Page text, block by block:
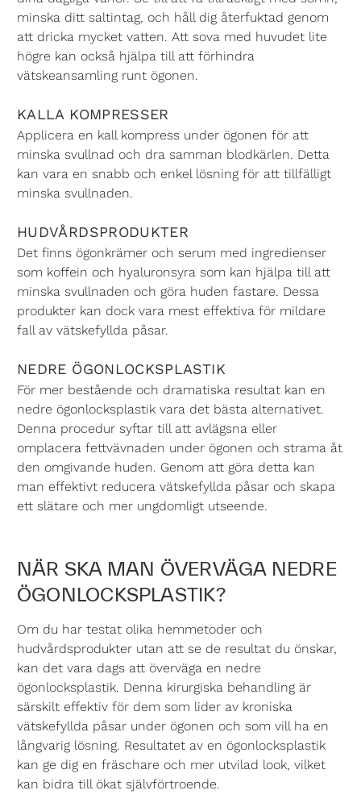
minska ditt saltintag, och håll dig återfuktad genom
att dricka mycket vatten. Att sova med huvudet lite
högre kan också hjälpa till att förhindra
vätskeansamling runt ögonen.
KALLA KOMPRESSER
Applicera en kall kompress under ögonen för att
minska svullnad och dra samman blodkärlen. Detta
kan vara en snabb och enkel lösning för att tillfälligt
minska svullnaden.
HUDVÅRDSPRODUKTER
Det finns ögonkrämer och serum med ingredienser
som koffein och hyaluronsyra som kan hjälpa till att
minska svullnaden och göra huden fastare. Dessa
produkter kan dock vara mest effektiva för mildare
fall av vätskefyllda påsar.
NEDRE ÖGONLOCKSPLASTIK
För mer bestående och dramatiska resultat kan en
nedre ögonlocksplastik vara det bästa alternativet.
Denna procedur syftar till att avlägsna eller
omplacera fettvävnaden under ögonen och strama åt
den omgivande huden. Genom att göra detta kan
man effektivt reducera vätskefyllda påsar och skapa
ett slätare och mer ungdomligt utseende.
NÄR SKA MAN ÖVERVÄGA NEDRE
ÖGONLOCKSPLASTIK?
Om du har testat olika hemmetoder och
hudvårdsprodukter utan att se de resultat du önskar,
kan det vara dags att överväga en nedre
ögonlocksplastik. Denna kirurgiska behandling är
särskilt effektiv för dem som lider av kroniska
vätskefyllda påsar under ögonen och som vill ha en
långvarig lösning. Resultatet av en ögonlocksplastik
kan ge dig en fräschare och mer utvilad look, vilket
kan bidra till ökat självförtroende.